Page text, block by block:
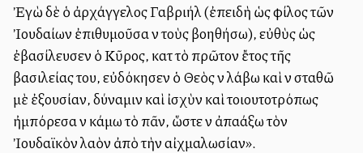
Ἐγὼ δὲ ὁ ἀρχάγγελος Γαβριήλ (ἐπειδὴ ὡς φίλος τῶν
Ἰουδαίων ἐπιθυμοῦσα νὰ τοὺς βοηθήσω), εὐθὺς ὡς
ἐβασίλευσεν ὁ Κῦρος, κατὰ τὸ πρῶτον ἔτος τῆς
βασιλείας του, εὐδόκησεν ὁ Θεὸς νὰ λάβω καὶ νὰ σταθῶ
μὲ ἐξουσίαν, δύναμιν καὶ ἰσχὺν καὶ τοιουτοτρόπως
ἠμπόρεσα νὰ κάμω τὸ πᾶν, ὥστε νὰ ἀπαλλάξω τὸν
Ἰουδαϊκὸν λαὸν ἀπὸ τὴν αἰχμαλωσίαν».